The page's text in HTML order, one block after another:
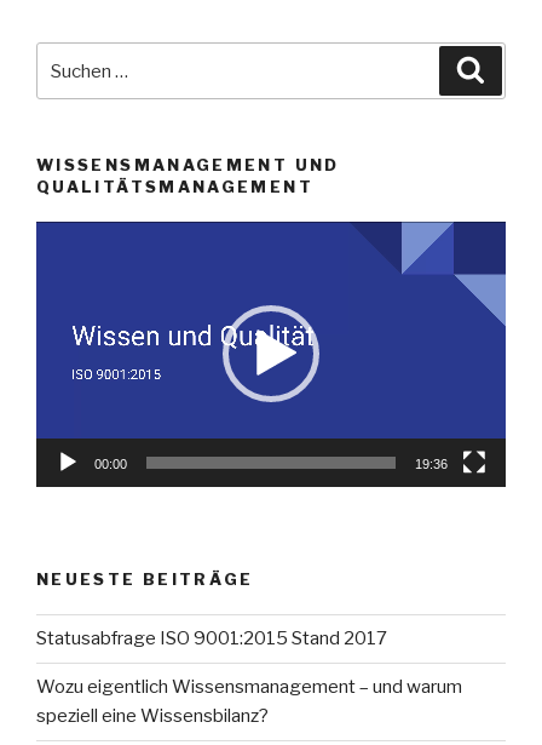
nach:
WISSENSMANAGEMENT UND
QUALITÄTSMANAGEMENT
00:00 19:36
NEUESTE BEITRÄGE
Statusabfrage ISO 9001:2015 Stand 2017
Wozu eigentlich Wissensmanagement – und warum
speziell eine Wissensbilanz?